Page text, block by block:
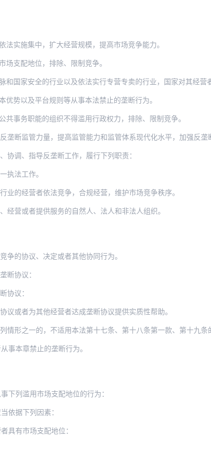
实施集中，扩大经营规模，提高市场竞争能力。
支配地位，排除、限制竞争。
的行业以及依法实行专营专卖的行业，国家对其经营者的合法经营活动予以保
势以及平台规则等从事本法禁止的垄断行为。
事务职能的组织不得滥用行政权力，排除、限制竞争。
量，提高监管能力和监管体系现代化水平，加强反垄断执法司法，依法公正高效
协调、指导反垄断工作，履行下列职责：
执法工作。
业的经营者依法竞争，合规经营，维护市场竞争秩序。
经营或者提供服务的自然人、法人和非法人组织。
争的协议、决定或者其他协同行为。
断协议：
协议：
议或者为其他经营者达成垄断协议提供实质性帮助。
情形之一的，不适用本法第十七条、第十八条第一款、第十九条
事本章禁止的垄断行为。
下列滥用市场支配地位的行为：
依据下列因素：
具有市场支配地位：